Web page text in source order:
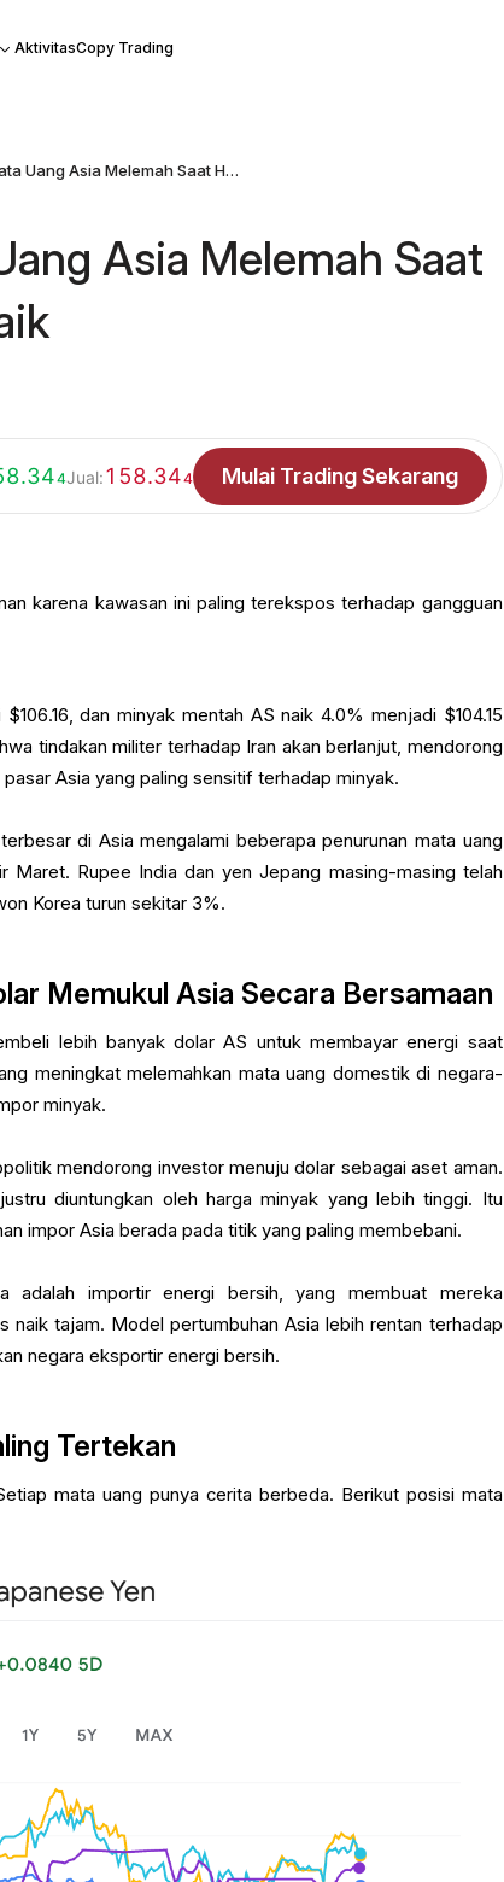
AktivitasCopy Trading
Mengapa Mata Uang Asia Melemah Saat Harga Minyak Naik
Asia Melemah Saat
4Jual:158.344 Mulai Trading Sekarang
karena kawasan ini paling terekspos terhadap gangguan
dan minyak mentah AS naik 4.0% menjadi $104.15
tindakan militer terhadap Iran akan berlanjut, mendorong
Asia yang paling sensitif terhadap minyak.
di Asia mengalami beberapa penurunan mata uang
Maret. Rupee India dan yen Jepang masing-masing telah
Korea turun sekitar 3%.
Memukul Asia Secara Bersamaan
lebih banyak dolar AS untuk membayar energi saat
meningkat melemahkan mata uang domestik di negara-
minyak.
mendorong investor menuju dolar sebagai aset aman.
diuntungkan oleh harga minyak yang lebih tinggi. Itu
impor Asia berada pada titik yang paling membebani.
adalah importir energi bersih, yang membuat mereka
naik tajam. Model pertumbuhan Asia lebih rentan terhadap
negara eksportir energi bersih.
Tertekan
mata uang punya cerita berbeda. Berikut posisi mata